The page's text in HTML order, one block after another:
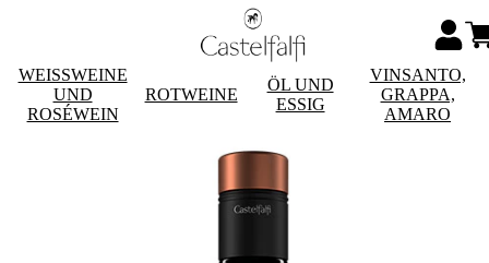
WEISSWEINE
UND
ROSÉWEIN
ROTWEINE
ÖL UND
ESSIG
VINSANTO,
GRAPPA,
AMARO